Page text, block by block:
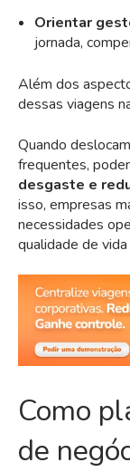
Orientar
jornada,
Além dos
dessas viagens
Quando
frequentes,
desgaste e
isso, empresas
necessidades
qualidade de
Como
de